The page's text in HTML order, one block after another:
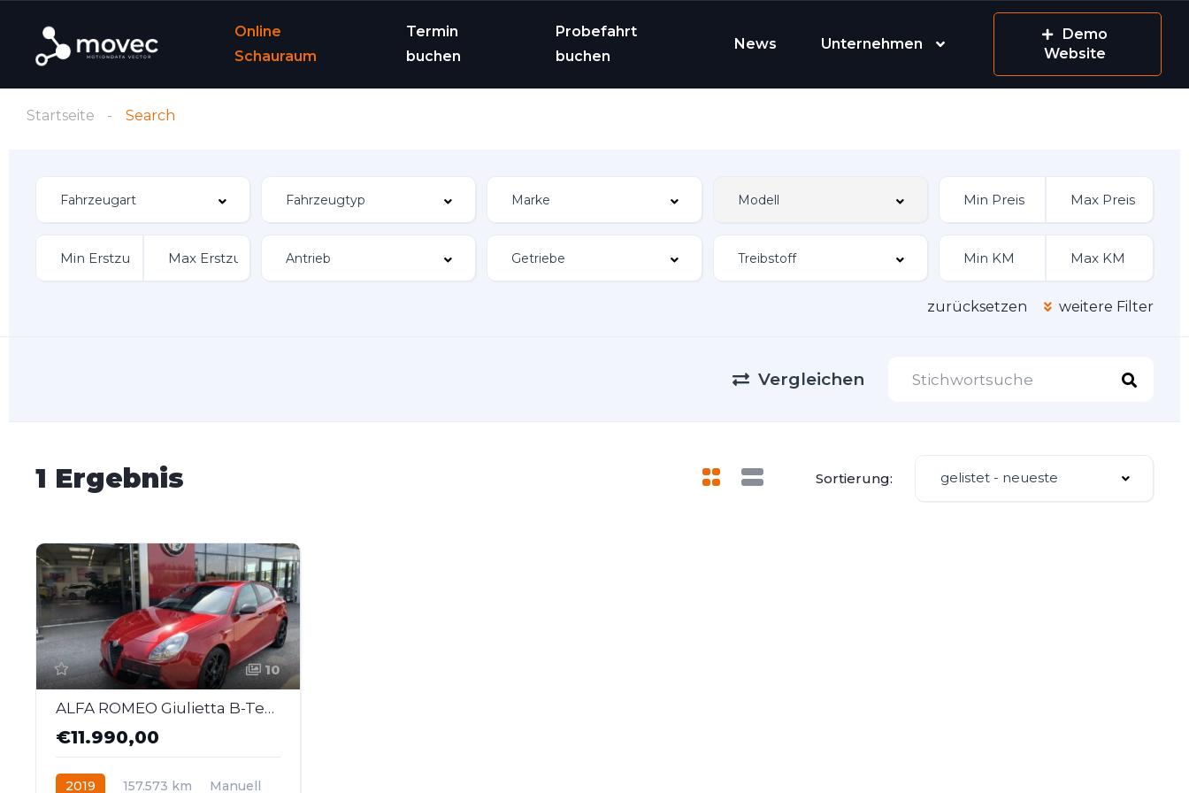
Online
Schauraum
Termin
buchen
Probefahrt
buchen
News Unternehmen
Demo
Website
Startseite Search
zurücksetzen weitere Filter
Vergleichen
1 Ergebnis Sortierung: gelistet - neueste
10
ALFA ROMEO Giulietta B-Tech 1,4 TB 120
€11.990,00
2019 157.573 km Manuell